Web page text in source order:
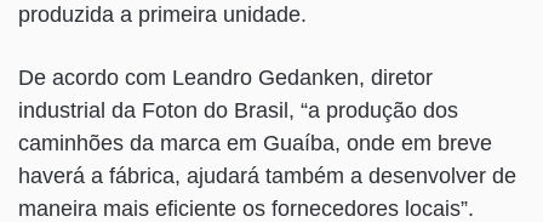
produzida a primeira unidade.
De acordo com Leandro Gedanken, diretor
industrial da Foton do Brasil, “a produção dos
caminhões da marca em Guaíba, onde em breve
haverá a fábrica, ajudará também a desenvolver de
maneira mais eficiente os fornecedores locais”.